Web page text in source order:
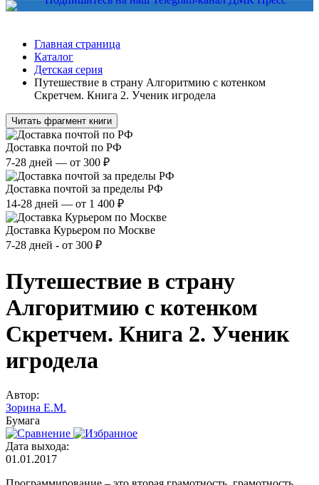
Главная страница
Каталог
Детская серия
Путешествие в страну Алгоритмию с котенком
Скретчем. Книга 2. Ученик игродела
Читать фрагмент книги
Доставка почтой по РФ
7-28 дней — от 300 ₽
Доставка почтой за пределы РФ
14-28 дней — от 1 400 ₽
Доставка Курьером по Москве
7-28 дней - от 300 ₽
Путешествие в страну
Алгоритмию с котенком
Скретчем. Книга 2. Ученик
игродела
Автор:
Зорина Е.М.
Бумага
Дата выхода:
01.01.2017